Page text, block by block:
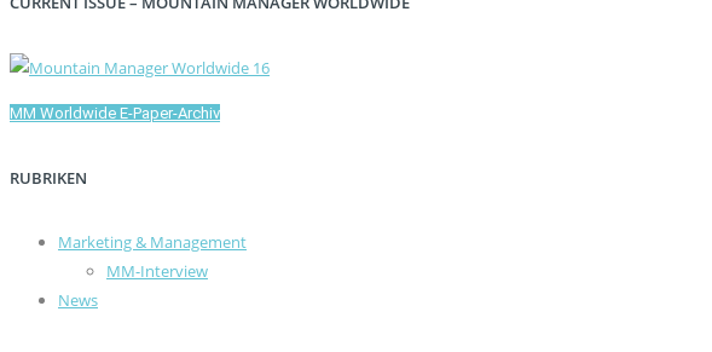
MM Worldwide E-Paper-Archiv
RUBRIKEN
Marketing & Management
MM-Interview
News